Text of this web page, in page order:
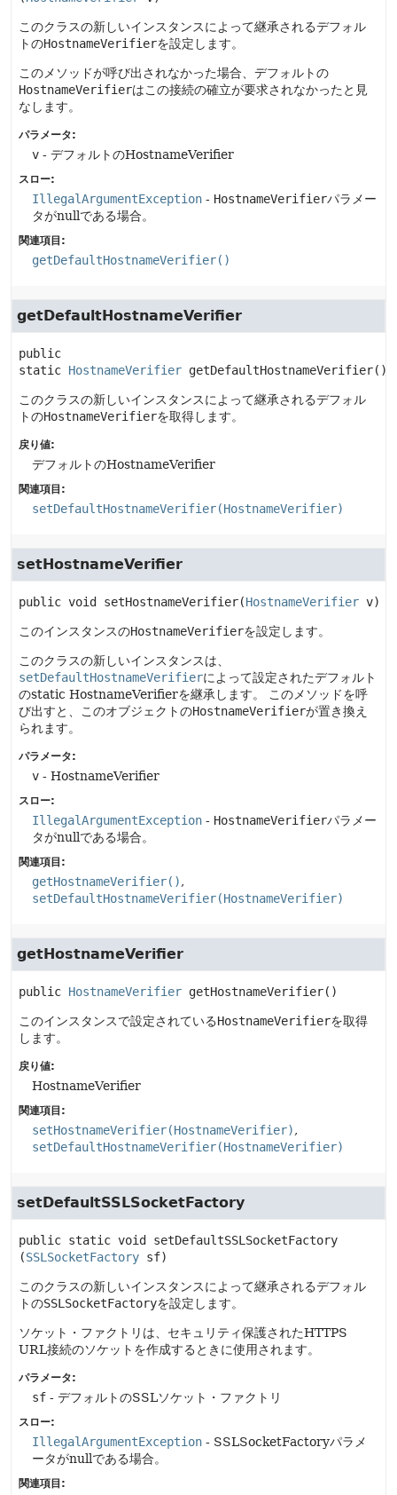
このクラスの新しいインスタンスによって継承されるデフォル
トのHostnameVerifierを設定します。
このメソッドが呼び出されなかった場合、デフォルトの
HostnameVerifierはこの接続の確立が要求されなかったと見
なします。
パラメータ:
v - デフォルトのHostnameVerifier
スロー:
IllegalArgumentException - HostnameVerifierパラメー
タがnullである場合。
関連項目:
getDefaultHostnameVerifier()
getDefaultHostnameVerifier
public
static HostnameVerifier getDefaultHostnameVerifier()
このクラスの新しいインスタンスによって継承されるデフォル
トのHostnameVerifierを取得します。
戻り値:
デフォルトのHostnameVerifier
関連項目:
setDefaultHostnameVerifier(HostnameVerifier)
setHostnameVerifier
public void setHostnameVerifier(HostnameVerifier v)
このインスタンスのHostnameVerifierを設定します。
このクラスの新しいインスタンスは、
setDefaultHostnameVerifierによって設定されたデフォルト
のstatic HostnameVerifierを継承します。
このメソッドを呼
び出すと、このオブジェクトのHostnameVerifierが置き換え
られます。
パラメータ:
v - HostnameVerifier
スロー:
IllegalArgumentException - HostnameVerifierパラメー
タがnullである場合。
関連項目:
getHostnameVerifier()
setDefaultHostnameVerifier(HostnameVerifier)
getHostnameVerifier
public HostnameVerifier getHostnameVerifier()
このインスタンスで設定されているHostnameVerifierを取得
します。
戻り値:
HostnameVerifier
関連項目:
setHostnameVerifier(HostnameVerifier)
setDefaultHostnameVerifier(HostnameVerifier)
setDefaultSSLSocketFactory
public static void
setDefaultSSLSocketFactory
(SSLSocketFactory sf)
このクラスの新しいインスタンスによって継承されるデフォル
トのSSLSocketFactoryを設定します。
ソケット・ファクトリは、セキュリティ保護されたHTTPS
URL接続のソケットを作成するときに使用されます。
パラメータ:
sf - デフォルトのSSLソケット・ファクトリ
スロー:
IllegalArgumentException - SSLSocketFactoryパラメ
ータがnullである場合。
関連項目: